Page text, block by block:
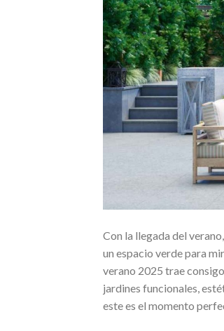
Con la llegada del
un espacio verde para
verano 2025 trae
jardines funcionales,
este es el momento